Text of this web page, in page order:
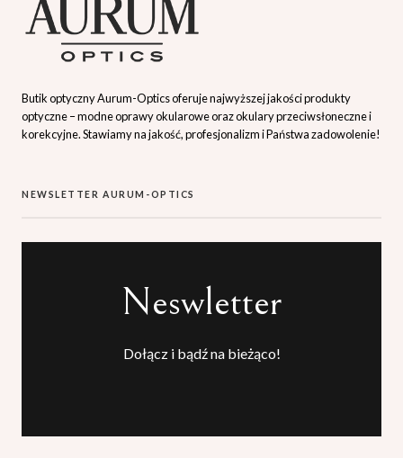
Butik optyczny Aurum-Optics oferuje najwyższej jakości produkty
optyczne – modne oprawy okularowe oraz okulary przeciwsłoneczne i
korekcyjne. Stawiamy na jakość, profesjonalizm i Państwa zadowolenie!
NEWSLETTER AURUM-OPTICS
Neswletter
Dołącz i bądź na bieżąco!